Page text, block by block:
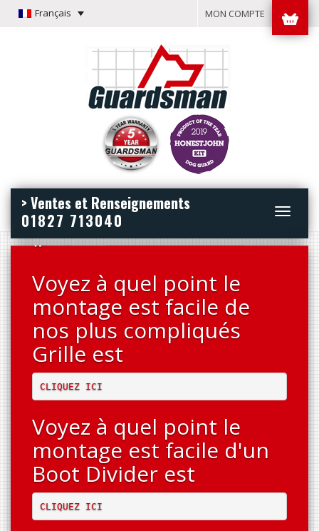
Français MON COMPTE
Toggle
> Ventes et Renseignements
01827 713040
*
Voyez à quel point le
montage est facile de
nos plus compliqués
Grille est
CLIQUEZ ICI
Voyez à quel point le
montage est facile d'un
Boot Divider est
CLIQUEZ ICI